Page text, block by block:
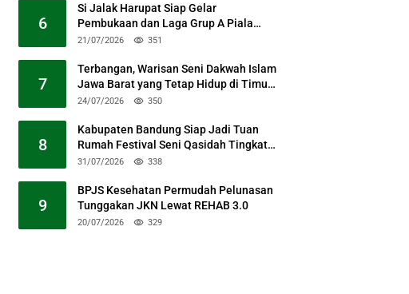
6
Si Jalak Harupat Siap Gelar
Pembukaan dan Laga Grup A Piala
Presiden 2026 Sabtu Mendatang
21/07/2026 351
7
Terbangan, Warisan Seni Dakwah Islam
Jawa Barat yang Tetap Hidup di Timur
Kabupaten Bandung
24/07/2026 350
8
Kabupaten Bandung Siap Jadi Tuan
Rumah Festival Seni Qasidah Tingkat
Nasional
31/07/2026 338
9
BPJS Kesehatan Permudah Pelunasan
Tunggakan JKN Lewat REHAB 3.0
20/07/2026 329